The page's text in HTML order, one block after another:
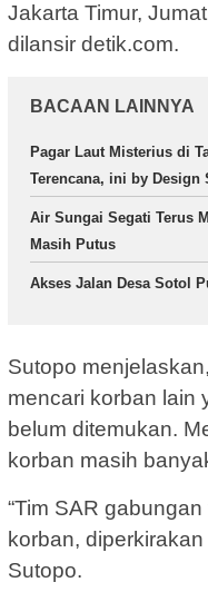
Jakarta Timur,
dilansir detik.com.
BACAAN LAINNYA
Pagar Laut Misterius di
Terencana, ini by Design
Air Sungai Segati Terus
Masih Putus
Akses Jalan Desa Sotol
Sutopo
mencari korban lain
belum ditemukan.
korban masih
“Tim SAR
korban,
Sutopo.